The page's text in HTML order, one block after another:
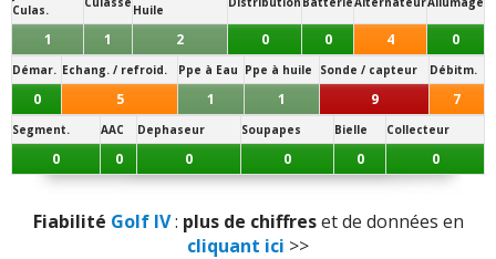
Habitabilité:2aiment 2n'aiment pas
Volume de coffre:4aiment
Puissance moteur et relances:12 aiment 4
n'aiment pas
Couple moteur :16 aiment n'aiment pas
- (205/55 R 16 Conso raisonnable)
Note des internautes :
17/20
Panne la plus signalée :
volant moteur
Culas.
Huile
1 1 2 0 0 4 0
Démar. Echang. / refroid. Ppe à Eau Ppe à huile Sonde / capteur Débitm.
0 5 1 1 9 7
Segment. AAC Dephaseur Soupapes Bielle Collecteur
0 0 0 0 0 0
Fiabilité Golf IV: plus de chiffreset de données en
cliquant ici >>